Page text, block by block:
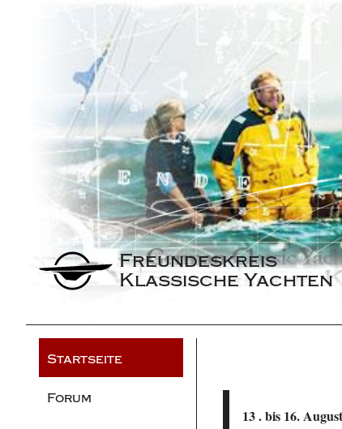
Freundeskreis
Klassische Yachten
Startseite
Forum
13 . bis 16.